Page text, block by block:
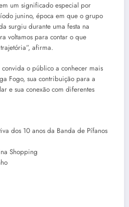
um significado especial por
junino, época em que o grupo
surgiu durante uma festa na
voltamos para contar o que
afirma.
o público a conhecer mais
Fogo, sua contribuição para a
e sua conexão com diferentes
dos 10 anos da Banda de Pífanos
Shopping